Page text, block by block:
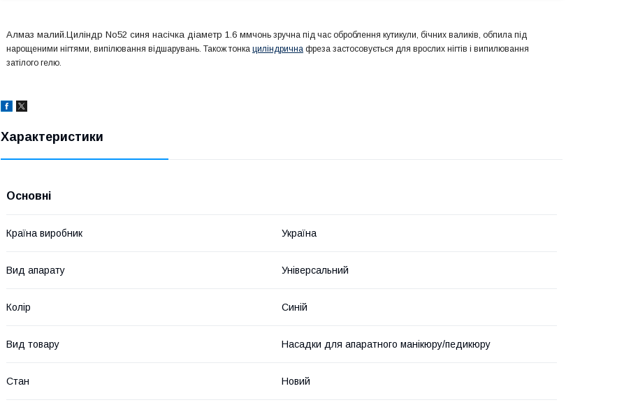
Алмаз малий.Циліндр No52 синя насічка діаметр 1.6 ммчонь зручна під час оброблення кутикули, бічних валиків, обпила під
нарощеними нігтями, випілювання відшарувань. Також тонка циліндрична фреза застосовується для врослих нігтів і випилювання
затілого гелю.
Характеристики
Основні
Країна виробник Україна
Вид апарату Універсальний
Колір Синій
Вид товару Насадки для апаратного манікюру/педикюру
Стан Новий